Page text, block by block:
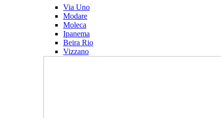
Via Uno
Modare
Moleca
Ipanema
Beira Rio
Vizzano